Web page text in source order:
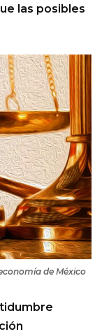
las posibles
de México